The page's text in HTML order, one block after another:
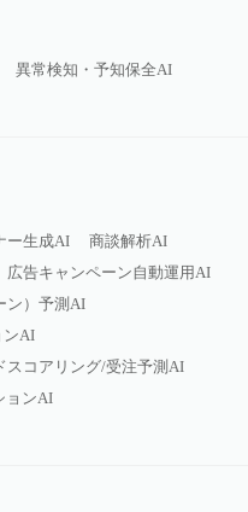
異常検知・予知保全AI
ー生成AI
商談解析AI
広告キャンペーン自動運用AI
ン）予測AI
ンAI
スコアリング/受注予測AI
ョンAI